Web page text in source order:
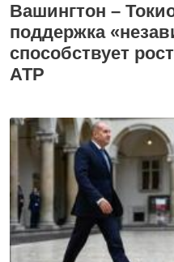
Вашингтон –
поддержка
способствует
АТР